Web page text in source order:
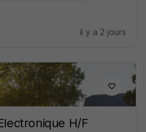
il y a 2 jours
H/F